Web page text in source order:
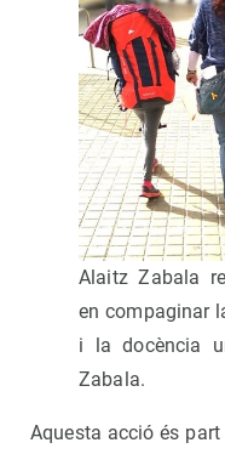
Alaitz Zabala
en compaginar
i la docència
Zabala.
Aquesta acció és part